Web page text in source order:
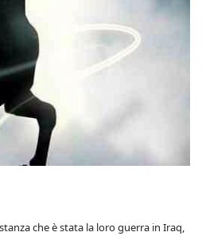
che è stata la loro guerra in Iraq,